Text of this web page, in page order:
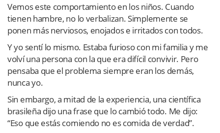
Vemos este comportamiento en los niños. Cuando
tienen hambre, no lo verbalizan. Simplemente se
ponen más nerviosos, enojados e irritados con todos.
Y yo sentí lo mismo. Estaba furioso con mi familia y me
volví una persona con la que era difícil convivir. Pero
pensaba que el problema siempre eran los demás,
nunca yo.
Sin embargo, a mitad de la experiencia, una científica
brasileña dijo una frase que lo cambió todo. Me dijo:
“Eso que estás comiendo no es comida de verdad”.